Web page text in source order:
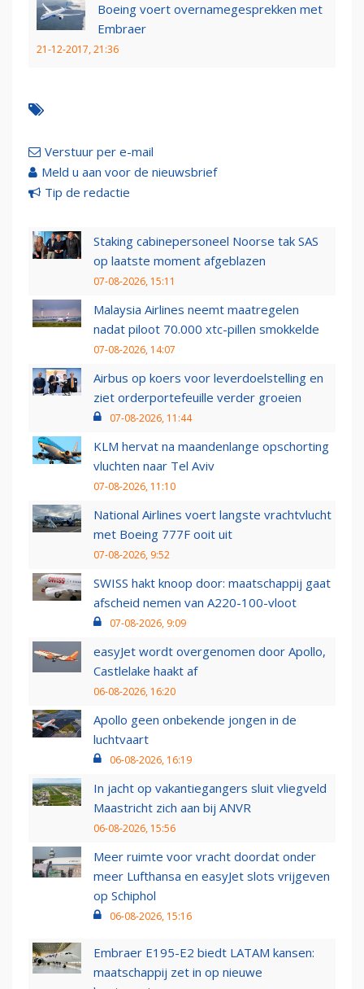
Boeing voert overnamegesprekken met
Embraer
21-12-2017, 21:36
Verstuur per e-mail
Meld u aan voor de nieuwsbrief
Tip de redactie
Staking cabinepersoneel Noorse tak SAS
op laatste moment afgeblazen
07-08-2026, 15:11
Malaysia Airlines neemt maatregelen
nadat piloot 70.000 xtc-pillen smokkelde
07-08-2026, 14:07
Airbus op koers voor leverdoelstelling en
ziet orderportefeuille verder groeien
07-08-2026, 11:44
KLM hervat na maandenlange opschorting
vluchten naar Tel Aviv
07-08-2026, 11:10
National Airlines voert langste vrachtvlucht
met Boeing 777F ooit uit
07-08-2026, 9:52
SWISS hakt knoop door: maatschappij gaat
afscheid nemen van A220-100-vloot
07-08-2026, 9:09
easyJet wordt overgenomen door Apollo,
Castlelake haakt af
06-08-2026, 16:20
Apollo geen onbekende jongen in de
luchtvaart
06-08-2026, 16:19
In jacht op vakantiegangers sluit vliegveld
Maastricht zich aan bij ANVR
06-08-2026, 15:56
Meer ruimte voor vracht doordat onder
meer Lufthansa en easyJet slots vrijgeven
op Schiphol
06-08-2026, 15:16
Embraer E195-E2 biedt LATAM kansen:
maatschappij zet in op nieuwe